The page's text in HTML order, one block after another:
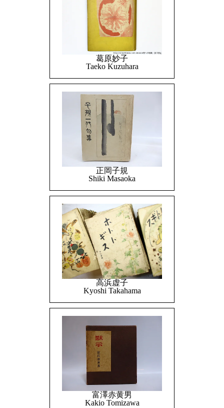
葛原妙子
Taeko Kuzuhara
正岡子規
Shiki Masaoka
高浜虚子
Kyoshi Takahama
富澤赤黄男
Kakio Tomizawa